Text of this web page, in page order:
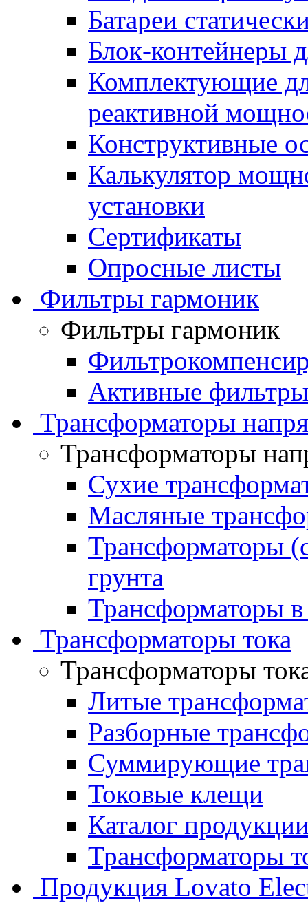
Батареи
Блок-контейнеры
Комплектующие
реактивной
Конструктивные
Калькулятор
установки
Сертификаты
Опросные листы
Фильтры гармоник
Фильтры гармоник
Активные
Трансформаторы
Трансформаторы
Сухие
Масляные
Трансформаторы
грунта
Трансформаторы
Трансформаторы тока
Трансформаторы
Литые
Разборные
Суммирующие
Токовые клещи
Каталог
Трансформаторы
Продукция Lovato